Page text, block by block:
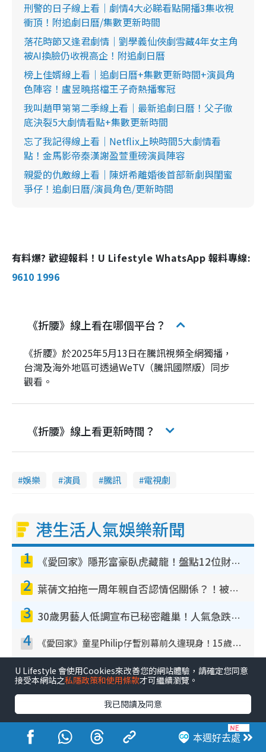
刑警的日子線上看｜劇情4大必睇看點開播3集收視
衝頂！附追劇日曆/集數更新時間
落花時節又逢君劇情｜劉學義仙俠劇雪藏4年女主角
被AI換臉仍收視高企！附追劇日曆
榜上佳婿線上看｜追劇日曆+集數更新時間+演員角
色陣容！盧昱曉搭檔王子奇熱播奪冠
我叫趙甲第第二季線上看｜最新追劇日曆！父子徹
底決裂5大劇情看點+集數更新時間
忘了我記得線上看｜Netflix上映時間5大劇情看
點！金馬影帝秦漢謝盈萱重磅演員陣容
親愛的仇敵線上看｜陳妍希離婚後首部新劇與閨蜜
爭仔！追劇日曆/演員角色/更新時間
有料爆? 歡迎報料！U Lifestyle WhatsApp 報料專線:
9610 1996
《折腰》線上看在哪個平台？
《折腰》於2025年5月13日在騰訊視頻全網獨播，
台灣及海外地區可透過WeTV（騰訊國際版）同步
觀看。
《折腰》線上看更新時間？
娛樂 演員 騰訊 電視劇
港生活人氣娛樂新聞
1 《愛回家》隱形富豪臥虎藏龍！盤點12位財氣逼人的有錢藝人：呢位靚女3億身家唔憂做
2 葉蒨文拍拖一周年親自否認情侶關係？！被質疑感情造假竟稱GM「普通同事」
3 30歲男藝人低調宣布已秘密離巢！人氣急跌變失蹤人口︰「這幾年過得並不容易」
4 《愛回家》童星Philip仔暫別幕前久違現身！15歲近況暴風長高蛻變帥氣少男
5 TVB新聞主播陳嘉欣鏡頭前罕有失守！遭林超英一句說話突襲嚇親當場大笑
本週好去處
U Lifestyle 會使用Cookies來改善您的網站體驗，請確定您同意
接受本網站之私隱政策和使用條款才可繼續瀏覽。
我已閱讀及同意